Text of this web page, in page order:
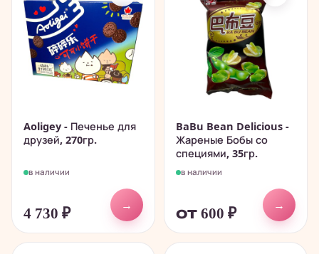
Aoligey - Печенье для
друзей, 270гр.
в наличии
4 730 ₽
→
BaBu Bean Delicious -
Жареные Бобы со
специями, 35гр.
в наличии
от 600 ₽
→